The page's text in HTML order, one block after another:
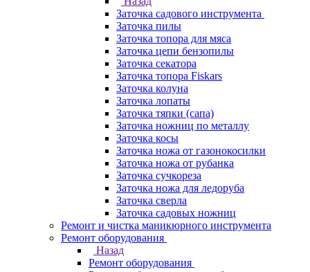
Заточка садового инструмента
Заточка пилы
Заточка топора для мяса
Заточка цепи бензопилы
Заточка секатора
Заточка топора Fiskars
Заточка колуна
Заточка лопаты
Заточка тяпки (сапа)
Заточка ножниц по металлу
Заточка косы
Заточка ножа от газонокосилки
Заточка ножа от рубанка
Заточка сучкореза
Заточка ножа для ледоруба
Заточка сверла
Заточка садовых ножниц
Ремонт и чистка маникюрного инструмента
Ремонт оборудования
Назад
Ремонт оборудования